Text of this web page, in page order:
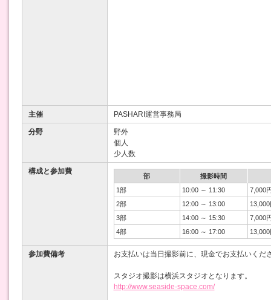
主催 PASHARI運営事務局
分野
野外
個人
少人数
構成と参加費
部
撮影時間
1部
10:00 ～ 11:30
7,000
2部
12:00 ～ 13:00
13,000
3部
14:00 ～ 15:30
7,000
4部
16:00 ～ 17:00 13,000
参加費備考 お支払いは当日撮影前に、現金でお支払いくだ
スタジオ撮影は横浜スタジオとなります。
http://www.seaside-space.com/